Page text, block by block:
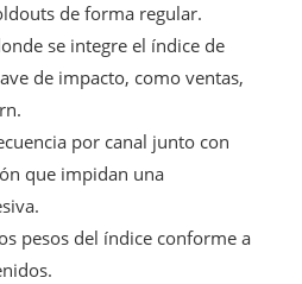
de forma regular.
se integre el índice de
de impacto, como ventas,
por canal junto con
que impidan una
pesos del índice conforme a